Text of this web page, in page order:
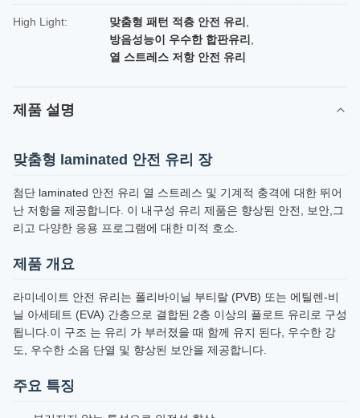
High Light: 맞춤형 패턴 적층 안전 유리
방음성능이 우수한 합판유리
열 스트레스 저항 안전 유리
제품 설명
맞춤형 laminated 안전 유리 장
첨단 laminated 안전 유리 열 스트레스 및 기계적 충격에 대한 뛰어
난 저항을 제공합니다. 이 내구성 유리 제품은 향상된 안전, 보안,그
리고 다양한 응용 프로그램에 대한 미적 호소.
제품 개요
라미네이트 안전 유리는 폴리바이닐 부티랄 (PVB) 또는 에틸렌-비
닐 아세테트 (EVA) 간층으로 결합된 2층 이상의 플로트 유리로 구성
됩니다.이 구조 는 유리 가 부러졌을 때 함께 유지 된다, 우수한 강
도, 우수한 소음 단열 및 향상된 보안을 제공합니다.
주요 특징